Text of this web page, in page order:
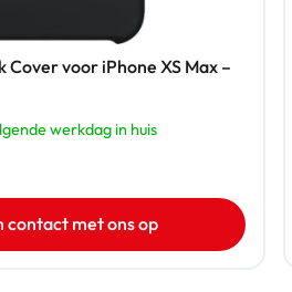
Cover voor iPhone XS Max –
werkdag in huis
contact met ons op